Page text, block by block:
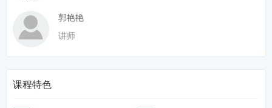
郭艳艳
讲师
课程特色